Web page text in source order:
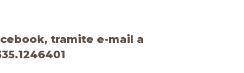
tramite e-mail a